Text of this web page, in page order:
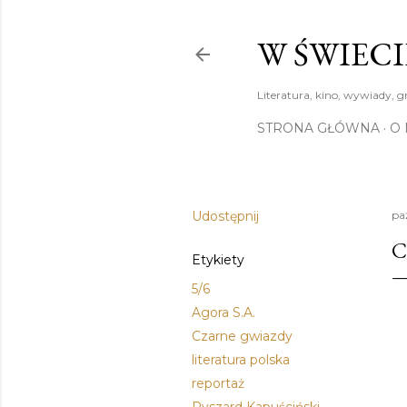
W
Literatura, kino, wywiady,
STRONA GŁÓWNA O
Udostępnij
Etykiety
5/6
Agora S.A.
Czarne gwiazdy
literatura polska
reportaż